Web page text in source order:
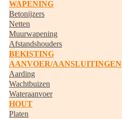
WAPENING
Betonijzers
Netten
Muurwapening
Afstandshouders
BEKISTING
AANVOER/AANSLUITINGEN
Aarding
Wachtbuizen
Wateraanvoer
HOUT
Platen